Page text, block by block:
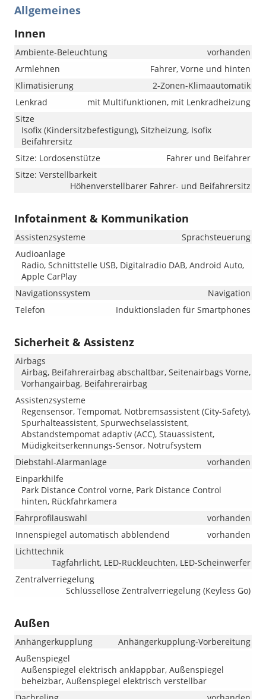
Allgemeines
Innen
Ambiente-Beleuchtung
vorhanden
Armlehnen
Fahrer, Vorne und hinten
Klimatisierung
2-Zonen-Klimaautomatik
Lenkrad
mit Multifunktionen, mit Lenkradheizung
Sitze
Isofix (Kindersitzbefestigung), Sitzheizung, Isofix
Beifahrersitz
Sitze: Lordosenstütze
Fahrer und Beifahrer
Sitze: Verstellbarkeit
Höhenverstellbarer Fahrer- und Beifahrersitz
Infotainment & Kommunikation
Assistenzsysteme
Sprachsteuerung
Audioanlage
Radio, Schnittstelle USB, Digitalradio DAB, Android Auto,
Apple CarPlay
Navigationssystem
Navigation
Telefon
Induktionsladen für Smartphones
Sicherheit & Assistenz
Airbags
Airbag, Beifahrerairbag abschaltbar, Seitenairbags Vorne,
Vorhangairbag, Beifahrerairbag
Assistenzsysteme
Regensensor, Tempomat, Notbremsassistent (City-Safety),
Spurhalteassistent, Spurwechselassistent,
Abstandstempomat adaptiv (ACC), Stauassistent,
Müdigkeitserkennungs-Sensor, Notrufsystem
Diebstahl-Alarmanlage
vorhanden
Einparkhilfe
Park Distance Control vorne, Park Distance Control
hinten, Rückfahrkamera
Fahrprofilauswahl
vorhanden
Innenspiegel automatisch abblendend
vorhanden
Lichttechnik
Tagfahrlicht, LED-Rückleuchten, LED-Scheinwerfer
Zentralverriegelung
Schlüssellose Zentralverriegelung (Keyless Go)
Außen
Anhängerkupplung
Anhängerkupplung-Vorbereitung
Außenspiegel
Außenspiegel elektrisch anklappbar, Außenspiegel
beheizbar, Außenspiegel elektrisch verstellbar